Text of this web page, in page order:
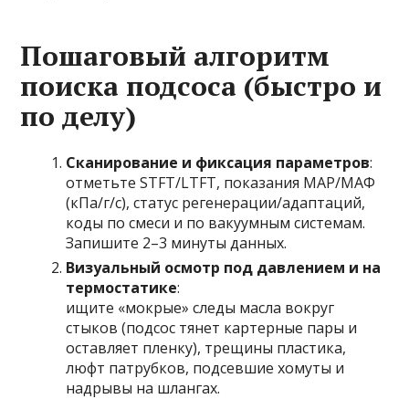
Пошаговый алгоритм
поиска подсоса (быстро и
по делу)
Сканирование и фиксация параметров:
отметьте STFT/LTFT, показания МАР/МАФ
(кПа/г/с), статус регенерации/адаптаций,
коды по смеси и по вакуумным системам.
Запишите 2–3 минуты данных.
Визуальный осмотр под давлением и на
термостатике:
ищите «мокрые» следы масла вокруг
стыков (подсос тянет картерные пары и
оставляет пленку), трещины пластика,
люфт патрубков, подсевшие хомуты и
надрывы на шлангах.